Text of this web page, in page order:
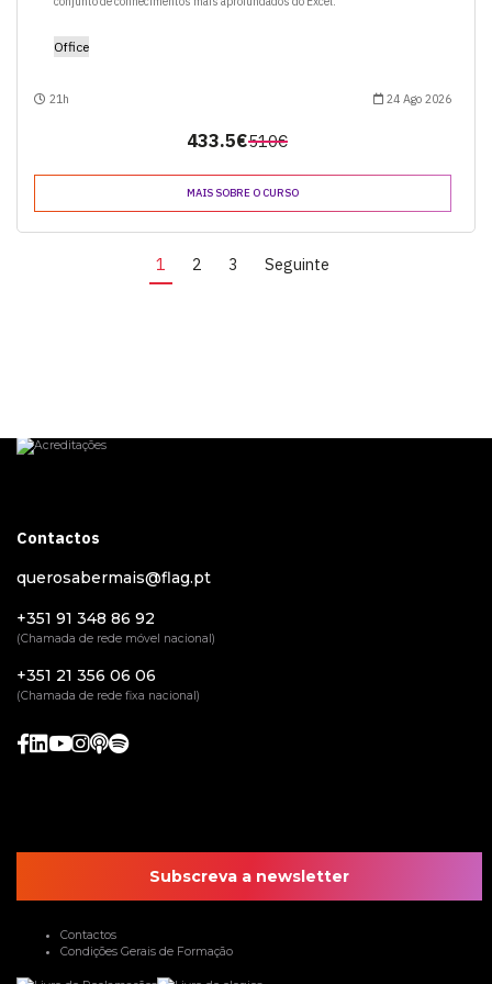
Office
21h 24 Ago 2026
510€
433.5€
MAIS SOBRE O CURSO
1 2 3 Seguinte
Contactos
querosabermais@flag.pt
+351 91 348 86 92
(Chamada de rede móvel nacional)
+351 21 356 06 06
(Chamada de rede fixa nacional)
Subscreva a newsletter
Contactos
Condições Gerais de Formação